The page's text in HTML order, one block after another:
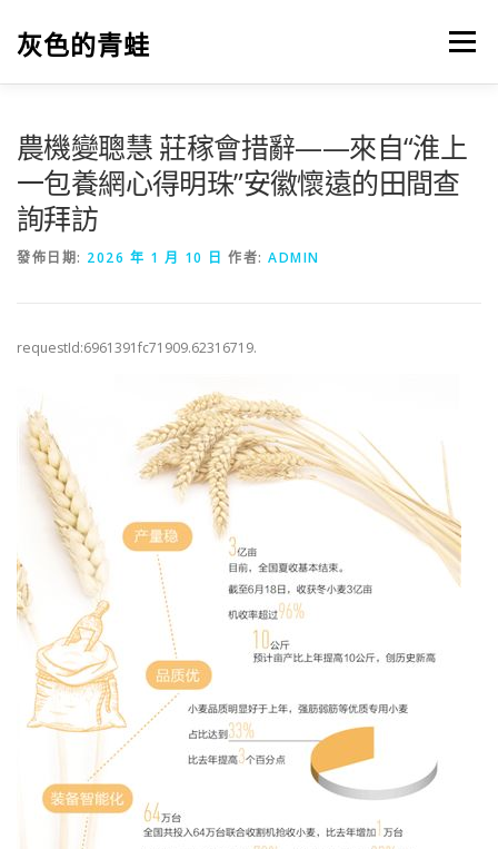
灰色的青蛙 選單
農機變聰慧 莊稼會措辭——來自“淮上
一包養網心得明珠”安徽懷遠的田間查
詢拜訪
發佈日期: 2026 年 1 月 10 日 作者: ADMIN
requestId:6961391fc71909.62316719.